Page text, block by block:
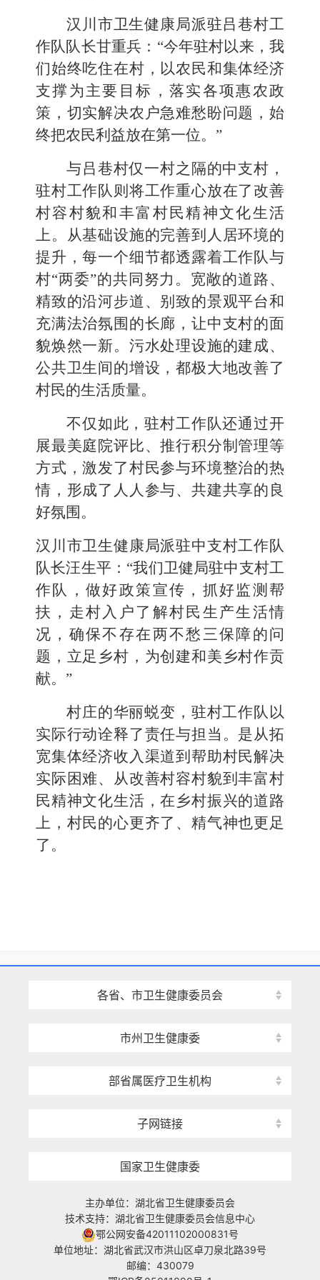
汉川市卫生健康局派驻吕巷村工
作队队长甘重兵：“今年驻村以来，我
们始终吃住在村，以农民和集体经济
支撑为主要目标，落实各项惠农政
策，切实解决农户急难愁盼问题，始
终把农民利益放在第一位。”
与吕巷村仅一村之隔的中支村，
驻村工作队则将工作重心放在了改善
村容村貌和丰富村民精神文化生活
上。从基础设施的完善到人居环境的
提升，每一个细节都透露着工作队与
村“两委”的共同努力。宽敞的道路、
精致的沿河步道、别致的景观平台和
充满法治氛围的长廊，让中支村的面
貌焕然一新。污水处理设施的建成、
公共卫生间的增设，都极大地改善了
村民的生活质量。
不仅如此，驻村工作队还通过开
展最美庭院评比、推行积分制管理等
方式，激发了村民参与环境整治的热
情，形成了人人参与、共建共享的良
好氛围。
汉川市卫生健康局派驻中支村工作队
队长汪生平：“我们卫健局驻中支村工
作队，做好政策宣传，抓好监测帮
扶，走村入户了解村民生产生活情
况，确保不存在两不愁三保障的问
题，立足乡村，为创建和美乡村作贡
献。”
村庄的华丽蜕变，驻村工作队以
实际行动诠释了责任与担当。是从拓
宽集体经济收入渠道到帮助村民解决
实际困难、从改善村容村貌到丰富村
民精神文化生活，在乡村振兴的道路
上，村民的心更齐了、精气神也更足
了。
各省、市卫生健康委员会
市州卫生健康委
部省属医疗卫生机构
子网链接
国家卫生健康委
主办单位：湖北省卫生健康委员会
技术支持：湖北省卫生健康委员会信息中心
鄂公网安备42011102000831号
单位地址：湖北省武汉市洪山区卓刀泉北路39号
邮编：430079